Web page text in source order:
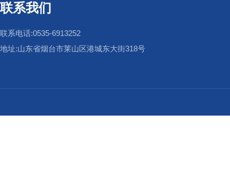
联系我们
联系电话:0535-6913252
地址:山东省烟台市莱山区港城东大街318号